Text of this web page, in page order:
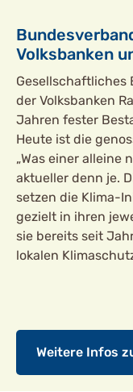
Volksbanken
Gesellschaftliches
der Volksbanken
Jahren fester
Heute ist die
„Was einer alleine
aktueller denn je.
setzen die Klima-
gezielt in ihren
sie bereits seit
lokalen
Weitere Infos